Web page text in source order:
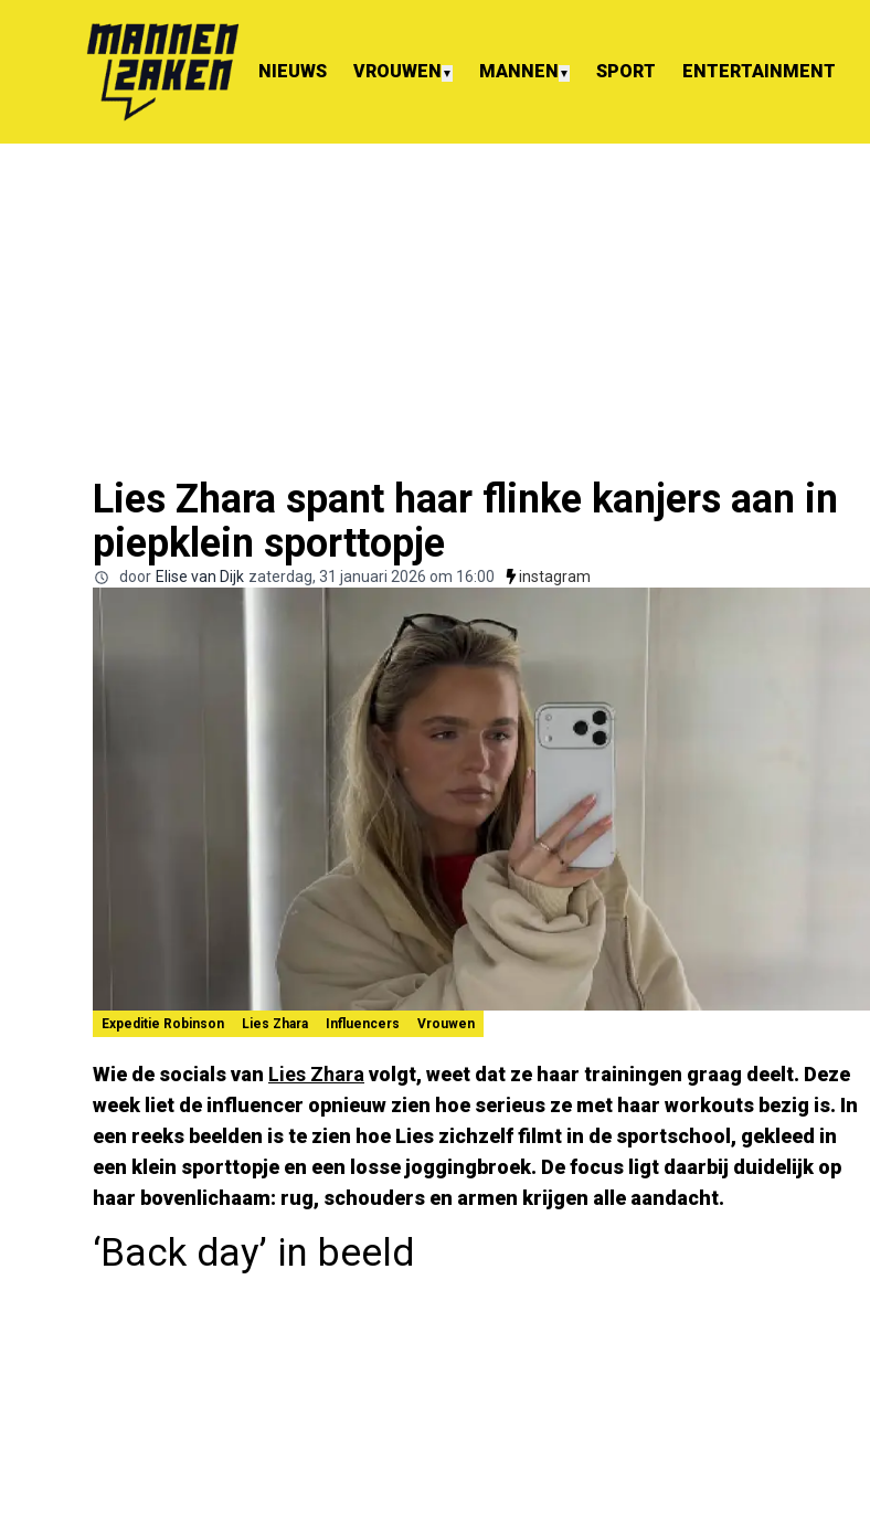
NIEUWS VROUWEN ▼ MANNEN ▼ SPORT ENTERTAINMENT
Lies Zhara spant haar flinke kanjers aan in
piepklein sporttopje
door Elise van Dijk zaterdag, 31 januari 2026 om 16:00 instagram
Expeditie Robinson Lies Zhara Influencers Vrouwen
Wie de socials van Lies Zhara volgt, weet dat ze haar trainingen graag deelt. Deze
week liet de influencer opnieuw zien hoe serieus ze met haar workouts bezig is. In
een reeks beelden is te zien hoe Lies zichzelf filmt in de sportschool, gekleed in
een klein sporttopje en een losse joggingbroek. De focus ligt daarbij duidelijk op
haar bovenlichaam: rug, schouders en armen krijgen alle aandacht.
‘Back day’ in beeld